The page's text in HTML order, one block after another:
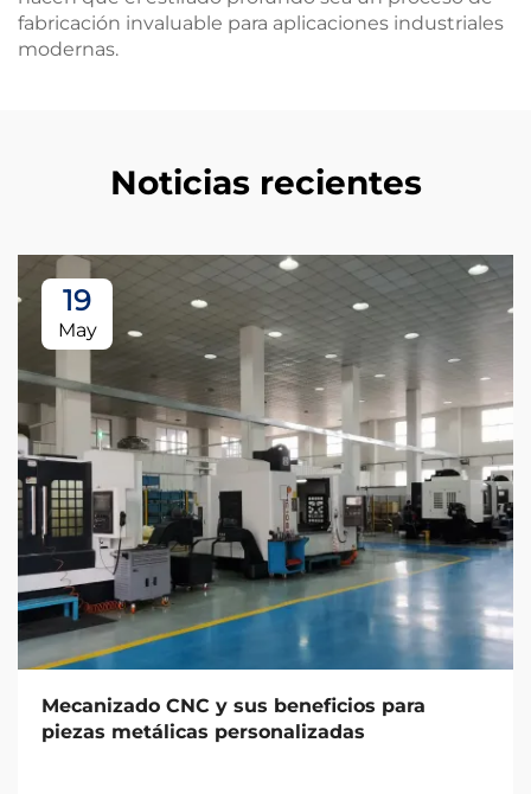
fabricación invaluable para aplicaciones industriales
modernas.
Noticias recientes
19
May
Mecanizado CNC y sus beneficios para
piezas metálicas personalizadas